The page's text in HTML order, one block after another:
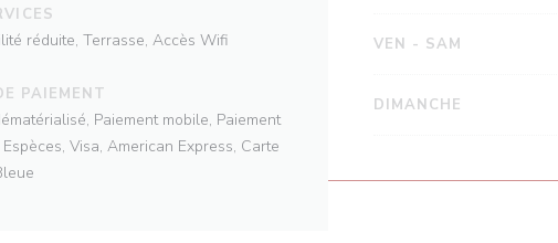
réduite, Terrasse, Accès Wifi
PAIEMENT
Paiement mobile, Paiement
Visa, American Express, Carte
VEN - SAM
DIMANCHE